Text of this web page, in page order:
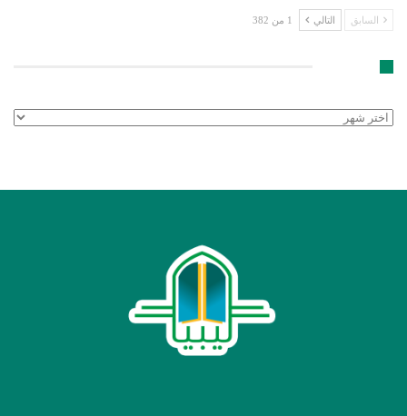
السابق التالي 1 من 382
الأرشيف